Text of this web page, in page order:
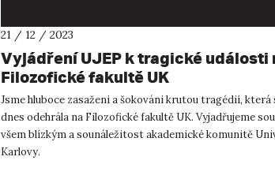
21 / 12 / 2023
Vyjádření UJEP k tragické události
Filozofické fakultě UK
Jsme hluboce zasaženi a šokováni krutou tragédií, která
dnes odehrála na Filozofické fakultě UK. Vyjadřujeme
všem blízkým a sounáležitost akademické komunitě
Karlovy.